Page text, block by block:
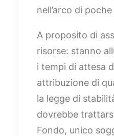
nell’arco di
A proposito di
risorse: stanno
i tempi di attesa
attribuzione di
la legge di
dovrebbe
Fondo, unico